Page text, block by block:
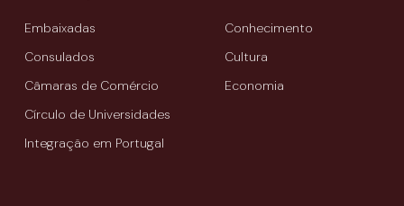
Embaixadas
Consulados
Câmaras de Comércio
Círculo de Universidades
Integração em Portugal
Conhecimento
Cultura
Economia